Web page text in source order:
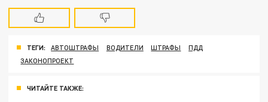
ТЕГИ: АВТОШТРАФЫ ВОДИТЕЛИ ШТРАФЫ
ПДД
ЗАКОНОПРОЕКТ
ЧИТАЙТЕ ТАКЖЕ: